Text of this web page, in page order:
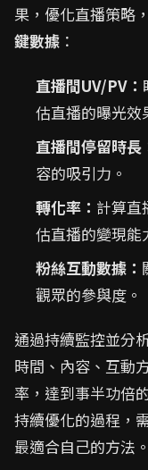
果，優化直播策略
鍵數據 ：
直播間UV/PV：
估直播的曝光效
直播間停留時長
容的吸引力。
轉化率： 計算直
估直播的變現能
粉絲互動數據：
觀眾的參與度。
通過持續監控並分
時間、內容、互動
率，達到事半功倍
持續優化的過程，
最適合自己的方法。